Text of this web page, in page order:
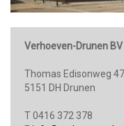
Verhoeven-Drunen BV
Thomas Edisonweg 47
5151 DH Drunen
T 0416 372 378